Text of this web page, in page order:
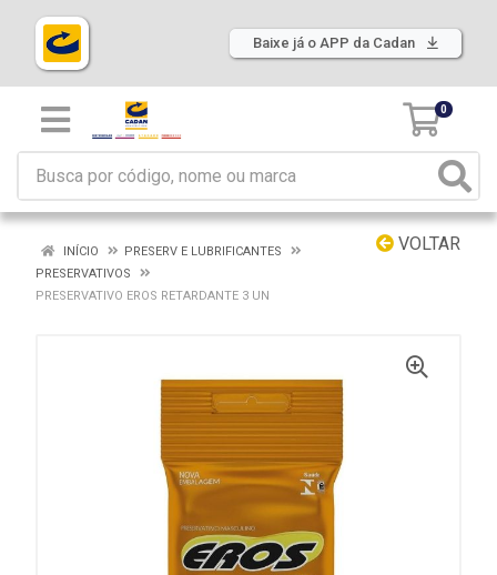
Baixe já o APP da Cadan
0
VOLTAR
INÍCIO
PRESERV E LUBRIFICANTES
PRESERVATIVOS
PRESERVATIVO EROS RETARDANTE 3 UN